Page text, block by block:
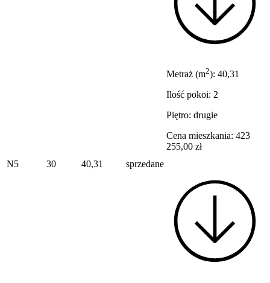
N5 30 40,31 sprzedane
Metraż (m2): 40,31
Ilość pokoi: 2
Piętro: drugie
Cena mieszkania: 423
255,00 zł